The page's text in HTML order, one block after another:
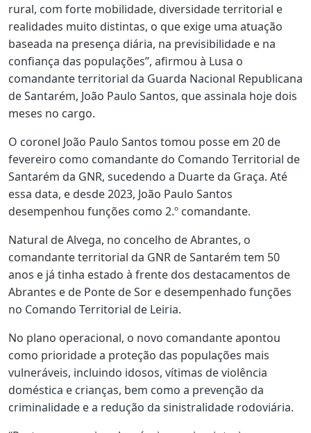
rural, com forte mobilidade, diversidade territorial e
realidades muito distintas, o que exige uma atuação
baseada na presença diária, na previsibilidade e na
confiança das populações”, afirmou à Lusa o
comandante territorial da Guarda Nacional Republicana
de Santarém, João Paulo Santos, que assinala hoje dois
meses no cargo.
O coronel João Paulo Santos tomou posse em 20 de
fevereiro como comandante do Comando Territorial de
Santarém da GNR, sucedendo a Duarte da Graça. Até
essa data, e desde 2023, João Paulo Santos
desempenhou funções como 2.º comandante.
Natural de Alvega, no concelho de Abrantes, o
comandante territorial da GNR de Santarém tem 50
anos e já tinha estado à frente dos destacamentos de
Abrantes e de Ponte de Sor e desempenhado funções
no Comando Territorial de Leiria.
No plano operacional, o novo comandante apontou
como prioridade a proteção das populações mais
vulneráveis, incluindo idosos, vítimas de violência
doméstica e crianças, bem como a prevenção da
criminalidade e a redução da sinistralidade rodoviária.